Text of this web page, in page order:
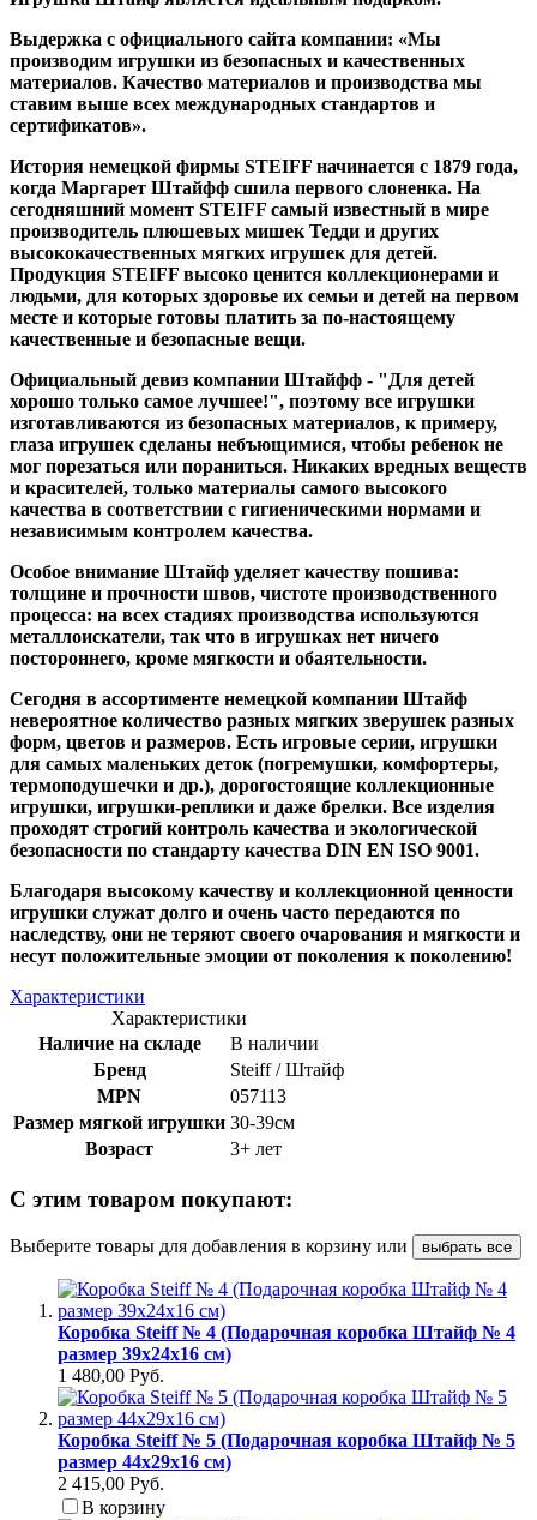
Выдержка с официального сайта компании: «Мы
производим игрушки из безопасных и качественных
материалов. Качество материалов и производства мы
ставим выше всех международных стандартов и
сертификатов».
История немецкой фирмы STEIFF начинается с 1879 года,
когда Маргарет Штайфф сшила первого слоненка. На
сегодняшний момент STEIFF самый известный в мире
производитель плюшевых мишек Тедди и других
высококачественных мягких игрушек для детей.
Продукция STEIFF высоко ценится коллекционерами и
людьми, для которых здоровье их семьи и детей на первом
месте и которые готовы платить за по-настоящему
качественные и безопасные вещи.
Официальный девиз компании Штайфф - "Для детей
хорошо только самое лучшее!", поэтому все игрушки
изготавливаются из безопасных материалов, к примеру,
глаза игрушек сделаны небъющимися, чтобы ребенок не
мог порезаться или пораниться. Никаких вредных веществ
и красителей, только материалы самого высокого
качества в соответствии с гигиеническими нормами и
независимым контролем качества.
Особое внимание Штайф уделяет качеству пошива:
толщине и прочности швов, чистоте производственного
процесса: на всех стадиях производства используются
металлоискатели, так что в игрушках нет ничего
постороннего, кроме мягкости и обаятельности.
Сегодня в ассортименте немецкой компании Штайф
невероятное количество разных мягких зверушек разных
форм, цветов и размеров. Есть игровые серии, игрушки
для самых маленьких деток (погремушки, комфортеры,
термоподушечки и др.), дорогостоящие коллекционные
игрушки, игрушки-реплики и даже брелки. Все изделия
проходят строгий контроль качества и экологической
безопасности по стандарту качества DIN EN ISO 9001.
Благодаря высокому качеству и коллекционной ценности
игрушки служат долго и очень часто передаются по
наследству, они не теряют своего очарования и мягкости и
несут положительные эмоции от поколения к поколению!
Характеристики
Характеристики
Наличие на складе
В наличии
Бренд
Steiff / Штайф
MPN
057113
Размер мягкой игрушки 30-39см
Возраст
3+ лет
С этим товаром покупают:
Выберите товары для добавления в корзину или выбрать все
Коробка Steiff № 4 (Подарочная коробка Штайф № 4
размер 39х24х16 см)
1 480,00 Руб.
Коробка Steiff № 5 (Подарочная коробка Штайф № 5
размер 44х29х16 см)
2 415,00 Руб.
В корзину